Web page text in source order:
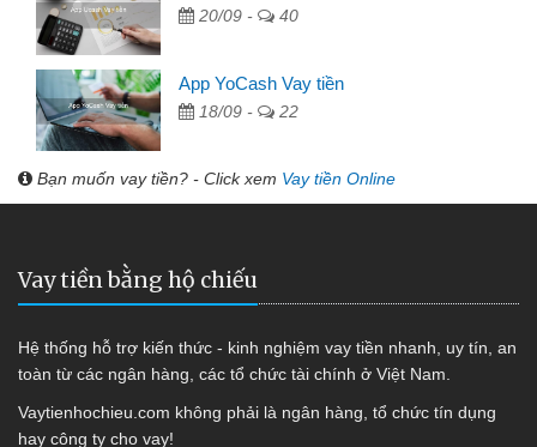
20/09 - 40
App YoCash Vay tiền
18/09 - 22
Bạn muốn vay tiền? - Click xem Vay tiền Online
Vay tiền bằng hộ chiếu
Hệ thống hỗ trợ kiến thức - kinh nghiệm vay tiền nhanh, uy tín, an
toàn từ các ngân hàng, các tổ chức tài chính ở Việt Nam.
Vaytienhochieu.com không phải là ngân hàng, tổ chức tín dụng
hay công ty cho vay!